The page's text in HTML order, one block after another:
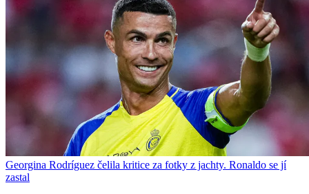
Georgina Rodríguez čelila kritice za fotky z jachty. Ronaldo se jí
zastal